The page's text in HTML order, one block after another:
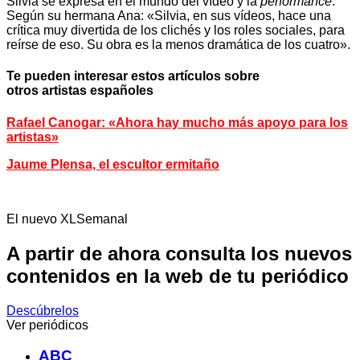
Según su hermana Ana: «Silvia, en sus vídeos, hace una
crítica muy divertida de los clichés y los roles sociales, para
reírse de eso. Su obra es la menos dramática de los cuatro».
Te pueden interesar estos artículos sobre
otros artistas españoles
Rafael Canogar: «Ahora hay mucho más apoyo para los
artistas»
Jaume Plensa, el escultor ermitaño
El nuevo XLSemanal
A partir de ahora consulta los nuevos
contenidos en la web de tu periódico
Descúbrelos
Ver periódicos
ABC